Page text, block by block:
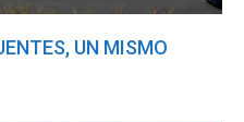
UN MISMO